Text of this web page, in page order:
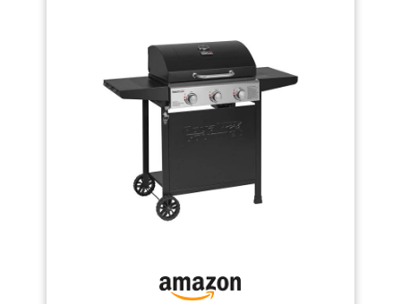
monter (notice incluse) -
Garantie 2 ans - Livraison en 1
colis en pas de porte, en bas
d'immeuble